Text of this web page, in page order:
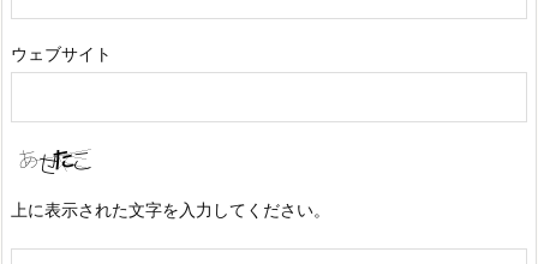
ウェブサイト
上に表示された文字を入力してください。